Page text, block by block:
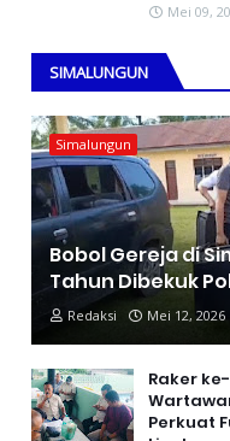
Mei 09,
SIMALUNGUN
Simalungun
Bobol Gereja di
Tahun Dibekuk
Redaksi Mei 12, 2026
Raker
Perkuat